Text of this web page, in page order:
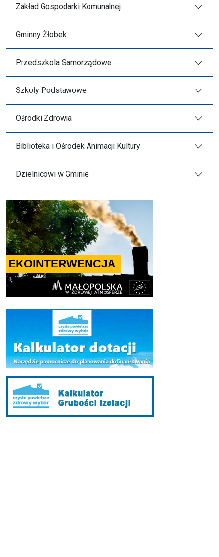
Zakład Gospodarki Komunalnej
Gminny Żłobek
Przedszkola Samorządowe
Szkoły Podstawowe
Ośrodki Zdrowia
Biblioteka i Ośrodek Animacji Kultury
Dzielnicowi w Gminie